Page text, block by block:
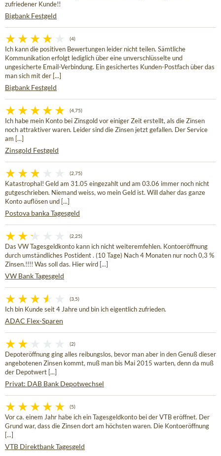
zufriedener Kunde!!
Bigbank Festgeld
(4)
Ich kann die positiven Bewertungen leider nicht teilen. Sämtliche
Kommunikation erfolgt lediglich über eine unverschlüsselte und
ungesicherte Email-Verbindung. Ein gesichertes Kunden-Postfach über das
man sich mit der [...]
Bigbank Festgeld
(4,75)
Ich habe mein Konto bei Zinsgold vor einiger Zeit erstellt, als die Zinsen
noch attraktiver waren. Leider sind die Zinsen jetzt gefallen. Der Service
am [...]
Zinsgold Festgeld
(2,75)
Katastrophal! Geld am 31.05 eingezahlt und am 03.06 immer noch nicht
gutgeschrieben. Niemand weiss, wo mein Geld ist. Will daher das ganze
Konto auflösen und [...]
Postova banka Tagesgeld
(2,25)
Das VW Tagesgeldkonto kann ich nicht weiteremfehlen. Kontoeröffnung
durch umständliches Postident . (10 Tage) Nach 4 Monaten nur noch 0,3 %
Zinsen.!!!! Was soll das. Hier wird [...]
VW Bank Tagesgeld
(3,5)
Ich bin Kunde seit 4 Jahre und bin ich eigentlich zufrieden.
ADAC Flex-Sparen
(2)
Depoteröffnung ging alles reibungslos, bevor man aber in den Genuß dieser
angebotenen Zinsen kommt, muß man bis Mai 2015 warten, denn da muß
der Depotwert [...]
Privat: DAB Bank Depotwechsel
(5)
Vor ca. einem Jahr habe ich ein Tagesgeldkonto bei der VTB eröffnet. Der
Grund war, dass die Zinsen dort am höchsten waren. Die Kontoeröffnung
[...]
VTB Direktbank Tagesgeld